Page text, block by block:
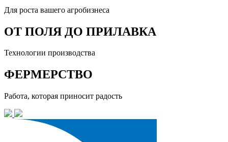
Для роста вашего агробизнеса
ОТ ПОЛЯ ДО ПРИЛАВКА
Технологии производства
ФЕРМЕРСТВО
Работа, которая приносит радость